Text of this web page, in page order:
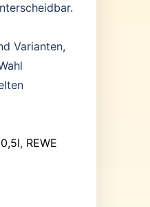
Varianten,
, REWE